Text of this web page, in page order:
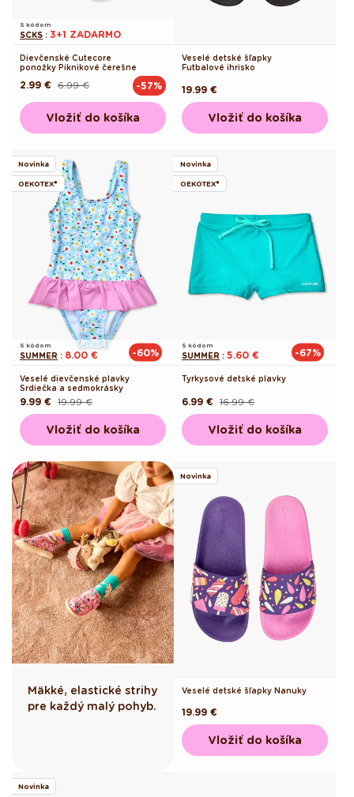
S kódom
SCKS : 3+1 ZADARMO
Dievčenské Cutecore
ponožky Piknikové čerešne
Pôvodná6.99 €
Akciová
2.99 € -57%
Vložiť do košíka
Veselé detské šľapky
Futbalové ihrisko
Pôvodná
cena
19.99 €
Vložiť do košíka
Novinka
OEKOTEX®
S kódom
SUMMER : 8.00 € -60%
Veselé dievčenské plavky
Srdiečka a sedmokrásky
Pôvodná
cena
19.99 €
Akciová
cena
9.99 €
Vložiť do košíka
Novinka
OEKOTEX®
S kódom
SUMMER : 5.60 € -67%
Tyrkysové detské plavky
Pôvodná
cena
16.99 €
Akciová
cena
6.99 €
Vložiť do košíka
Mäkké, elastické strihy
pre každý malý pohyb.
Novinka
Veselé detské šľapky Nanuky
Pôvodná
cena
19.99 €
Vložiť do košíka
Novinka